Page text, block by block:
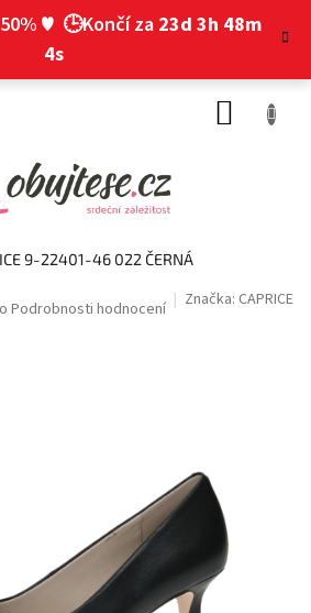
♥ 🕒Končí za 23d 3h 48m
3s
9-22401-46 022 ČERNÁ
Podrobnosti hodnocení Značka: CAPRICE